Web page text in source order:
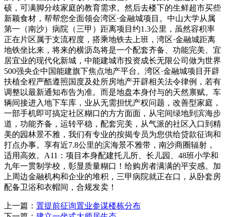
上一篇： 置提前征询置业参谋楼栋分布